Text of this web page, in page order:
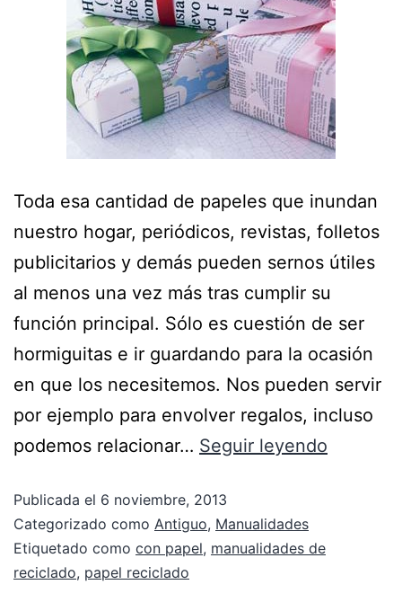
Toda esa cantidad de papeles que inundan
nuestro hogar, periódicos, revistas, folletos
publicitarios y demás pueden sernos útiles
al menos una vez más tras cumplir su
función principal. Sólo es cuestión de ser
hormiguitas e ir guardando para la ocasión
en que los necesitemos. Nos pueden servir
por ejemplo para envolver regalos, incluso
podemos relacionar… Seguir leyendo
Publicada el 6 noviembre, 2013
Categorizado como Antiguo, Manualidades
Etiquetado como con papel, manualidades de
reciclado, papel reciclado